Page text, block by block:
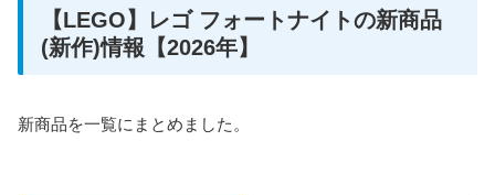
【LEGO】レゴ フォートナイトの新商品
(新作)情報【2026年】
新商品を一覧にまとめました。